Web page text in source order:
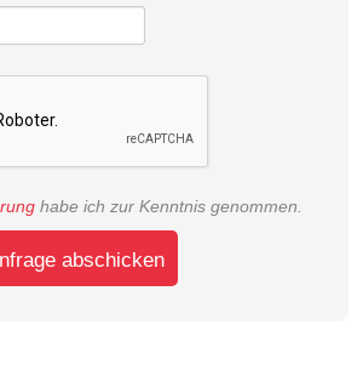
habe ich zur Kenntnis genommen.
abschicken